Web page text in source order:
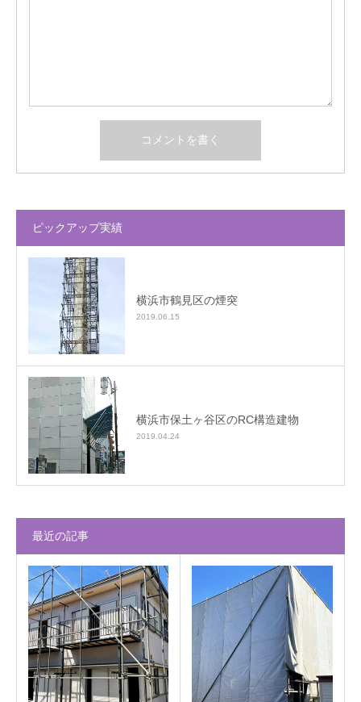
ピックアップ実績
横浜市鶴見区の煙突
2019.06.15
横浜市保土ヶ谷区のRC構造建物
2019.04.24
最近の記事